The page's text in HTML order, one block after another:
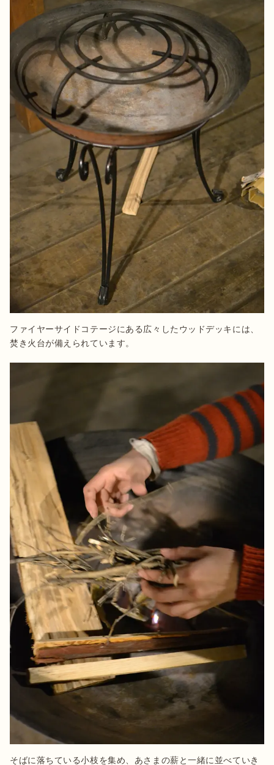
ファイヤーサイドコテージにある広々したウッドデッキには、
焚き火台が備えられています。
そばに落ちている小枝を集め、あさまの薪と一緒に並べていき